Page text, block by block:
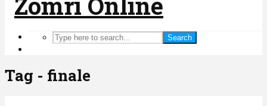
Search
Tag - finale